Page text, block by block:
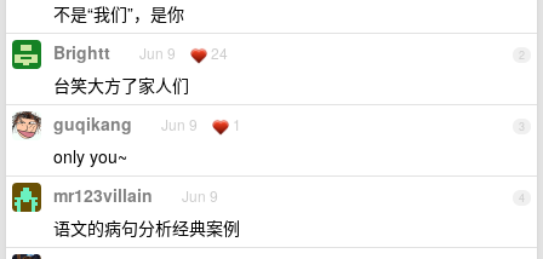
不是“我们”，是你
2
Brightt Jun 9 24
台笑大方了家人们
3
guqikang Jun 9 1
only you~
4
mr123villain Jun 9
语文的病句分析经典案例